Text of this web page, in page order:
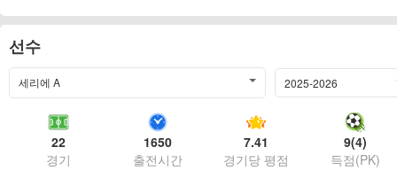
선수
세리에 A 2025-2026
22
경기
1650
출전시간
7.41
경기당 평점
9(4)
득점(PK)